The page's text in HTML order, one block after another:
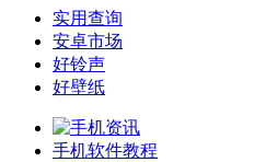
实用查询
安卓市场
好铃声
好壁纸
手机软件教程